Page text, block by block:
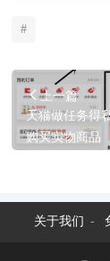
#
上一篇
天猫做任务得
购买实物商品
关于我们 -